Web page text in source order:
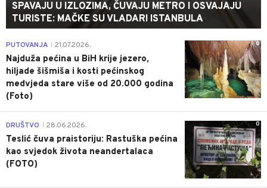
SPAVAJU U IZLOZIMA, ČUVAJU METRO I OSVAJAJU
TURISTE: MAČKE SU VLADARI ISTANBULA
0
PUTOVANJA 21.07.2026.
Najduža pećina u BiH krije jezero,
hiljade šišmiša i kosti pećinskog
medvjeda stare više od 20.000 godina
(Foto)
0
DRUŠTVO 28.06.2026.
Teslić čuva praistoriju: Rastuška pećina
kao svjedok života neandertalaca
(FOTO)